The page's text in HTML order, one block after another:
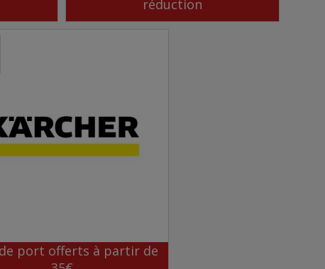
réduction
port offerts à partir de